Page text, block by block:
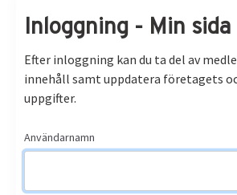
Inloggning - Min sida
Efter inloggning kan du ta del av
innehåll samt uppdatera företagets
uppgifter.
Användarnamn